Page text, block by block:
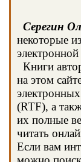
Серегин
некоторые
Книги
на этом
(RTF), а
их полные
читать
Если вам